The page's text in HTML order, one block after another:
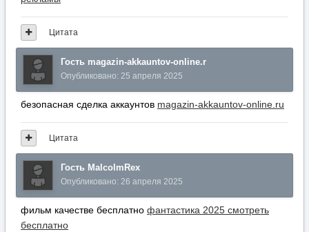
Цитата
Гость magazin-akkauntov-online.r
Опубликовано: 25 апреля 2025
безопасная сделка аккаунтов magazin-akkauntov-online.ru
Цитата
Гость MalcolmRex
Опубликовано: 26 апреля 2025
фильм качестве бесплатно фантастика 2025 смотреть
бесплатно